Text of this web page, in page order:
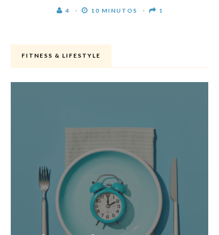
4 10 MINUTOS 1
FITNESS & LIFESTYLE